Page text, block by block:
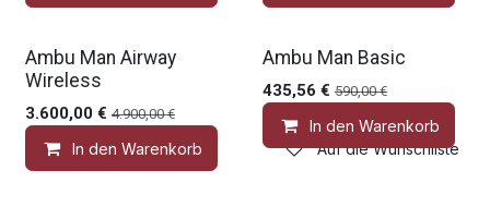
Gratis Zubehör
Ambu Man Airway
Wireless
3.600,00 € 4.900,00€
In den Warenkorb Auf die Wunschliste
Gratis Zubehör
Ambu Man Basic
435,56 € 590,00€
In den Warenkorb